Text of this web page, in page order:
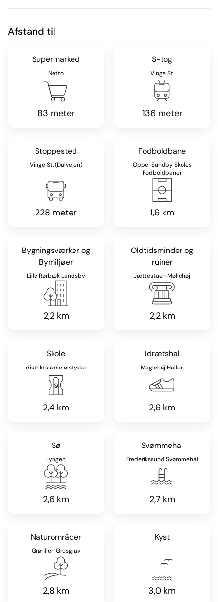
Afstand til
Supermarked
Netto
83 meter
S-tog
Vinge St.
136 meter
Stoppested
Vinge St. (Dalvejen)
228 meter
Fodboldbane
Oppe-Sundby Skoles
Fodboldbaner
1,6 km
Bygningsværker og
Bymiljøer
Lille Rørbæk Landsby
2,2 km
Oldtidsminder og
ruiner
Jættestuen Møllehøj
2,2 km
Skole
distriktsskole ølstykke
2,4 km
Idrætshal
Maglehøj Hallen
2,6 km
Sø
Lyngen
2,6 km
Svømmehal
Frederikssund Svømmehal
2,7 km
Naturområder
Grønlien Grusgrav
2,8 km
Kyst
3,0 km